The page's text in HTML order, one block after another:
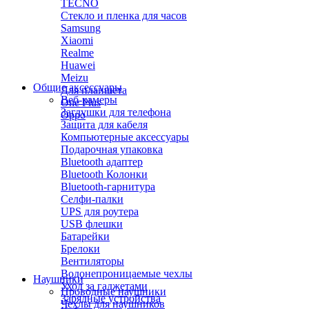
TECNO
Стекло и пленка для часов
Samsung
Xiaomi
Realme
Huawei
Meizu
Для планшета
One Plus
Oppo
Общие аксессуары
Веб-камеры
Заглушки для телефона
Защита для кабеля
Компьютерные аксессуары
Подарочная упаковка
Bluetooth адаптер
Bluetooth Колонки
Bluetooth-гарнитура
Селфи-палки
UPS для роутера
USB флешки
Батарейки
Брелоки
Вентиляторы
Водонепроницаемые чехлы
Уход за гаджетами
Зарядные устройства
Наушники
Проводные наушники
Чехлы для наушников